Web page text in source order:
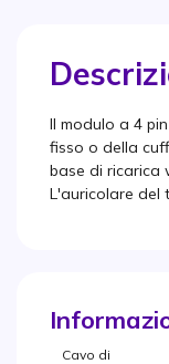
Il modulo a 4
fisso o della
base di ricarica
L'auricolare del
Cavo di